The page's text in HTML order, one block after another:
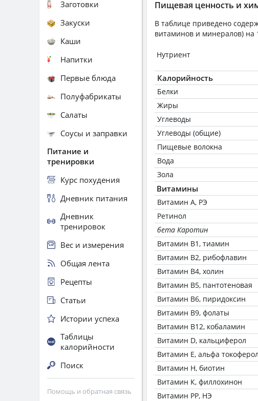
Пищевая ценность и
В таблице приведено
витаминов и минералов) на
Нутриент
Калорийность
Белки
Жиры
Углеводы
Углеводы (общие)
Пищевые волокна
Вода
Зола
Витамины
Витамин А, РЭ
Ретинол
бета Каротин
Витамин В1, тиамин
Витамин В2, рибофлавин
Витамин В4, холин
Витамин В5, пантотеновая
Витамин В6, пиридоксин
Витамин В9, фолаты
Витамин В12, кобаламин
Витамин D, кальциферол
Витамин Е, альфа
Витамин Н, биотин
Витамин К, филлохинон
Витамин РР, НЭ
Заготовки
Закуски
Каши
Напитки
Первые блюда
Полуфабрикаты
Салаты
Соусы и заправки
Питание и
тренировки
Курс похудения
Дневник питания
Дневник
тренировок
Вес и измерения
Общая лента
Рецепты
Статьи
Истории успеха
Таблицы
калорийности
Поиск
Помощь и обратная связь